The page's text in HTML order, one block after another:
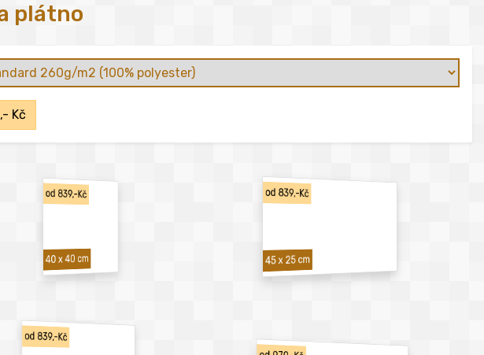
plátno
,- Kč
od 839,-Kč
40 x 40 cm
od 839,-Kč
45 x 25 cm
od 839,-Kč